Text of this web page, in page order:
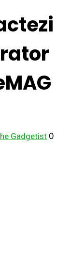
Gadgetist 0